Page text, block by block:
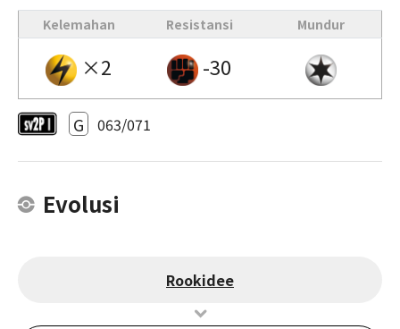
Kelemahan Resistansi Mundur
×2 -30
G 063/071
Evolusi
Rookidee